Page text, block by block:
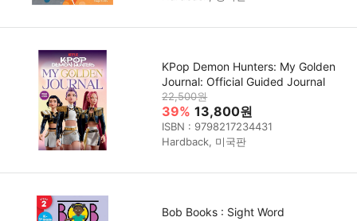
KPop Demon Hunters: My Golden
Journal: Official Guided Journal
22,500원
39% 13,800원
ISBN : 9798217234431
Hardback, 미국판
Bob Books : Sight Word